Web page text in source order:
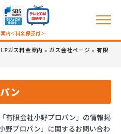
内＜料金保証付＞
ガス料金案内 >ガス会社ページ > 有限
ン
有限会社小野プロパン」の情報掲
野プロパン」に関するお問い合わ